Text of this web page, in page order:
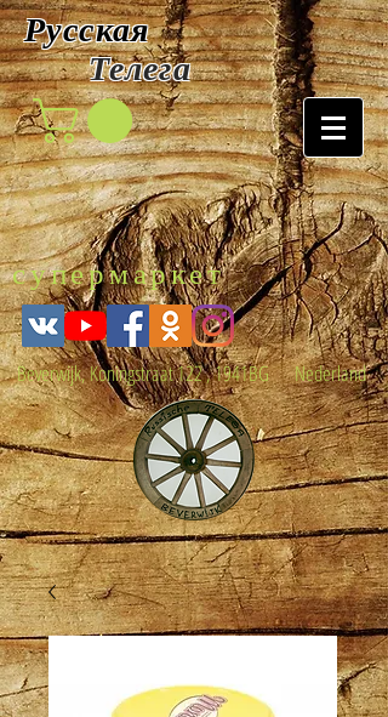
Русская
Телега
супермаркет
Beverwijk, Koningstraat 122 , 1941BG Nederland